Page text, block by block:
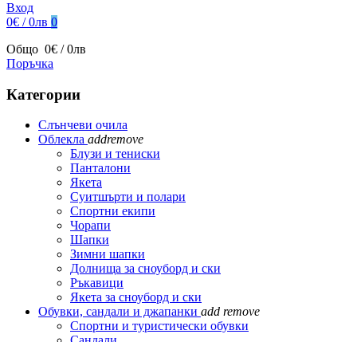
Вход
0€ / 0лв 0
Общо 0€ / 0лв
Поръчка
Категории
Слънчеви очила
Облекла addremove
Блузи и тениски
Панталони
Якета
Суитшърти и полари
Спортни екипи
Чорапи
Шапки
Зимни шапки
Долнища за сноуборд и ски
Ръкавици
Якета за сноуборд и ски
Обувки, сандали и джапанки add remove
Спортни и туристически обувки